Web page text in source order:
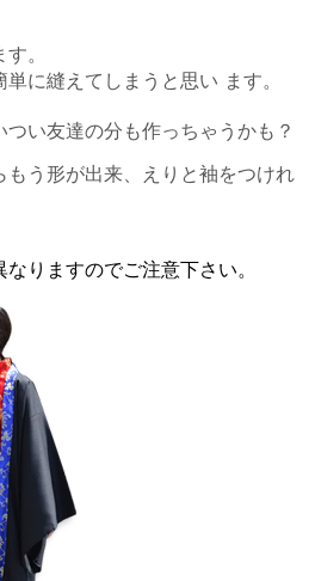
。
に縫えてしまうと思い ます。
い友達の分も作っちゃうかも？
もう形が出来、えりと袖をつけれ
りますのでご注意下さい。